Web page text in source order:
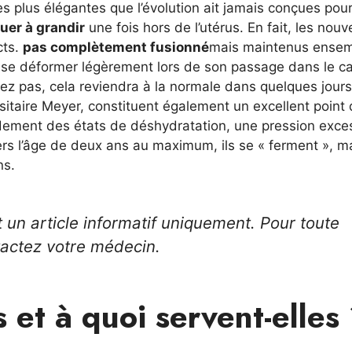
plus élégantes que l’évolution ait jamais conçues
à grandir une fois hors de l’utérus. En fait, les
pas complètement fusionnémais maintenus
déformer légèrement lors de son passage dans le
pas, cela reviendra à la normale dans quelques
Meyer, constituent également un excellent point
des états de déshydratation, une pression
l’âge de deux ans au maximum, ils se « ferment »,
un article informatif uniquement. Pour toute
votre médecin.
et à quoi servent-elles